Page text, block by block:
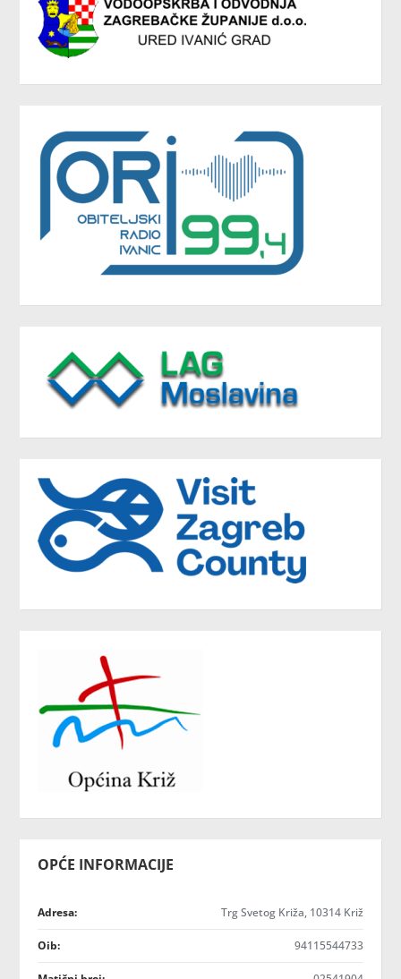
OPĆE INFORMACIJE
Adresa: Trg Svetog Križa, 10314 Križ
Oib: 94115544733